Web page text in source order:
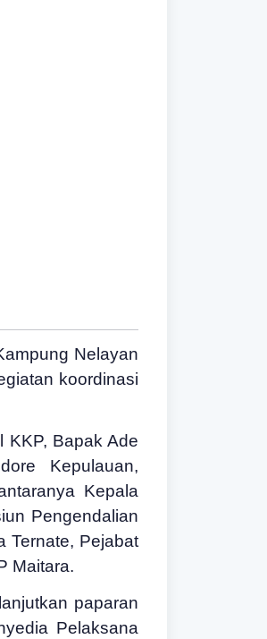
Nelayan
koordinasi
KKP, Bapak Ade
Kepulauan,
Kepala
Pengendalian
Ternate, Pejabat
Maitara.
paparan
Pelaksana